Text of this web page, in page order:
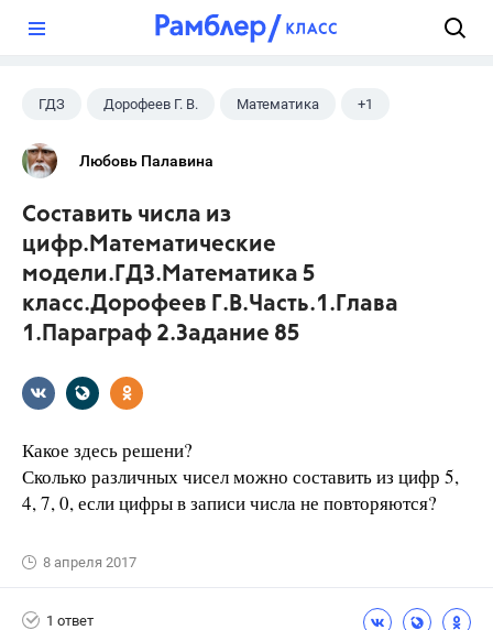
ГДЗ Дорофеев Г. В. Математика +1
5 класс
Любовь Палавина
Составить числа из
цифр.Математические
модели.ГДЗ.Математика 5
класс.Дорофеев Г.В.Часть.1.Глава
1.Параграф 2.Задание 85
Какое здесь решени?
Сколько различных чисел можно составить из цифр 5,
4, 7, 0, если цифры в записи числа не повторяются?
8 апреля 2017
1 ответ